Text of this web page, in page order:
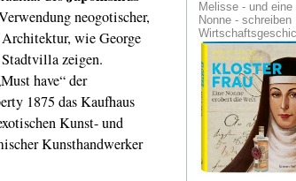
neogotischer,
wie George
zeigen.
have“ der
1875 das Kaufhaus
Kunst- und
Kunsthandwerker
Ichundichundich. Ein
ungewöhnlicher
auf einen Künstler.
Picasso im
Für ihn war der
der Schlüssel zur
Landschaft. Der
Impressionist
Sisley
Stärkung Ruhr.
Erfolgreiche
Melisse - und eine
Nonne - schreiben